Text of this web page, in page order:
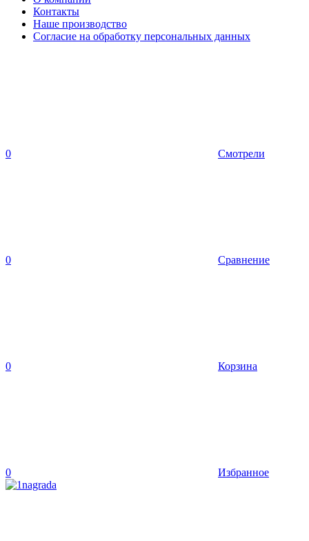
Контакты
Наше производство
Согласие на обработку персональных данных
0 Смотрели
0 Сравнение
0 Корзина
0 Избранное